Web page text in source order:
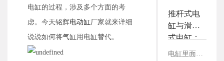
电缸的过程，涉及多个方面的考
虑。今天铭辉电动缸厂家就来详细
说说如何将气缸用电缸替代。
推杆式电
缸与滑台
式电缸：
结构、性
电缸里面的丝杠是如何固定的？